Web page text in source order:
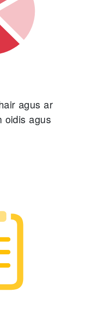
agus ar
oidis agus